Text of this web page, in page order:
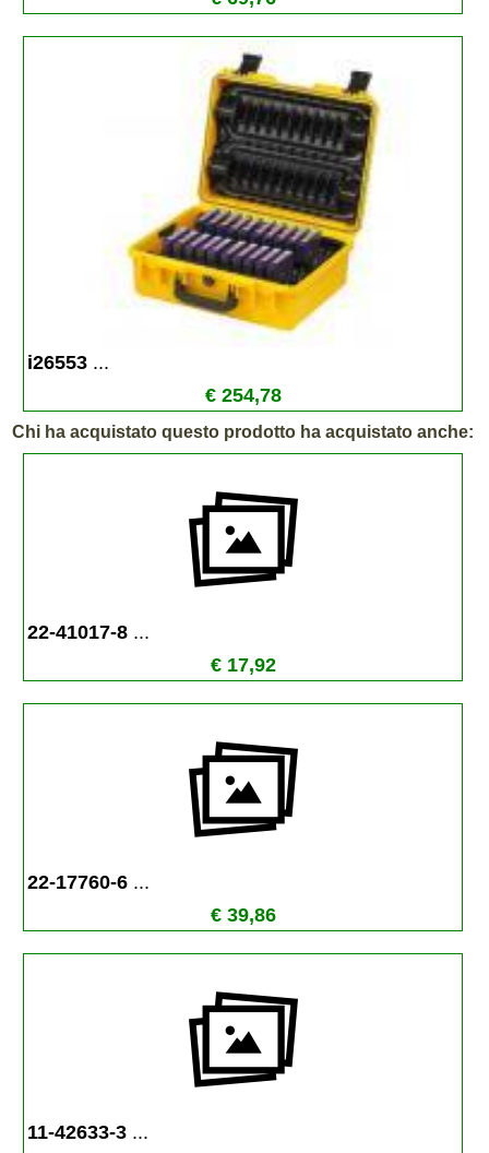
i26553 ...
€ 254,78
Chi ha acquistato questo prodotto ha acquistato anche:
22-41017-8 ...
€ 17,92
22-17760-6 ...
€ 39,86
11-42633-3 ...